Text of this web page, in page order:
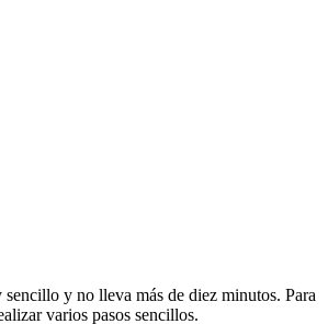
y no lleva más de diez minutos. Para
varios pasos sencillos.